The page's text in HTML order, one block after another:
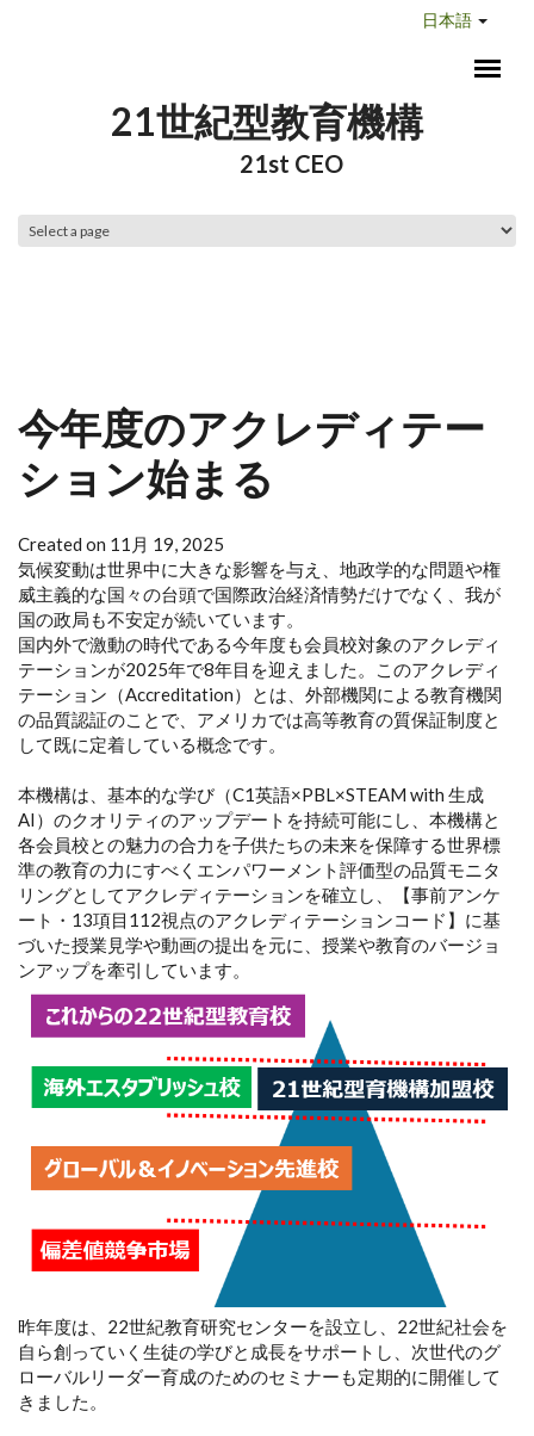
日本語
21世紀型教育機構
21st CEO
今年度のアクレディテー
ション始まる
Created on 11月 19, 2025
気候変動は世界中に大きな影響を与え、地政学的な問題や権
威主義的な国々の台頭で国際政治経済情勢だけでなく、我が
国の政局も不安定が続いています。
国内外で激動の時代である今年度も会員校対象のアクレディ
テーションが2025年で8年目を迎えました。このアクレディ
テーション（Accreditation）とは、外部機関による教育機関
の品質認証のことで、アメリカでは高等教育の質保証制度と
して既に定着している概念です。
本機構は、基本的な学び（C1英語×PBL×STEAM with 生成
AI）のクオリティのアップデートを持続可能にし、本機構と
各会員校との魅力の合力を子供たちの未来を保障する世界標
準の教育の力にすべくエンパワーメント評価型の品質モニタ
リングとしてアクレディテーションを確立し、【事前アンケ
ート・13項目112視点のアクレディテーションコード】に基
づいた授業見学や動画の提出を元に、授業や教育のバージョ
ンアップを牽引しています。
昨年度は、22世紀教育研究センターを設立し、22世紀社会を
自ら創っていく生徒の学びと成長をサポートし、次世代のグ
ローバルリーダー育成のためのセミナーも定期的に開催して
きました。